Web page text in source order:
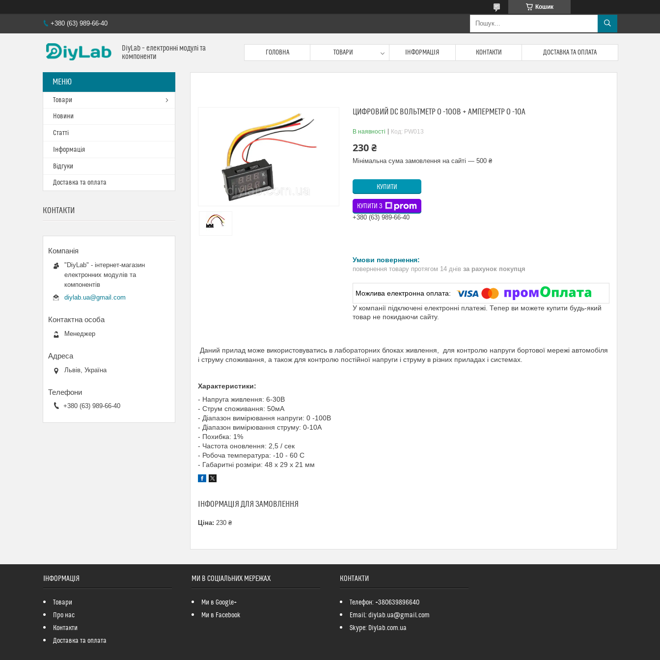
Кошик
+380 (63) 989-66-40
DiyLab – електронні модулі та
компоненти
ГОЛОВНА ТОВАРИ ІНФОРМАЦІЯ КОНТАКТИ ДОСТАВКА ТА ОПЛАТА
ЦИФРОВИЙ DC ВОЛЬТМЕТР 0 -100В + АМПЕРМЕТР 0 -10А
В наявності Код: PW013
230 ₴
Мінімальна сума замовлення на сайті — 500 ₴
КУПИТИ
КУПИТИ З
+380 (63) 989-66-40
повернення товару протягом 14 днів за рахунок покупця
У компанії підключені електронні платежі. Тепер ви можете купити будь-який
товар не покидаючи сайту.
Даний прилад може використовуватись в лабораторних блоках живлення, для контролю напруги бортової мережі автомобіля
і струму споживання, а також для контролю постійної напруги і струму в різних приладах і системах.
Характеристики:
- Напруга живлення: 6-30В
- Струм споживання: 50мА
- Діапазон вимірювання напруги: 0 -100В
- Діапазон вимірювання струму: 0-10А
- Похибка: 1%
- Частота оновлення: 2,5 / сек
- Робоча температура: -10 - 60 С
- Габаритні розміри: 48 x 29 x 21 мм
ІНФОРМАЦІЯ ДЛЯ ЗАМОВЛЕННЯ
Ціна: 230 ₴
Товари
Новини
Статті
Інформація
Відгуки
Доставка та оплата
КОНТАКТИ
"DiyLab" - інтернет-магазин
електронних модулів та
компонентів
diylab.ua@gmail.com
Менеджер
Львів, Україна
+380 (63) 989-66-40
ІНФОРМАЦІЯ
Товари
Про нас
Контакти
Доставка та оплата
МИ В СОЦІАЛЬНИХ МЕРЕЖАХ
Ми в Google+
Ми в Facebook
КОНТАКТИ
Телефон: +380639896640
Email: diylab.ua@gmail.com
Skype: Diylab.com.ua